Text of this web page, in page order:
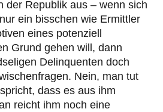
der Republik aus – wenn sich
ein bisschen wie Ermittler
eines potenziell
Grund gehen will, dann
Delinquenten doch
Nein, man tut
dass es aus ihm
reicht ihm noch eine